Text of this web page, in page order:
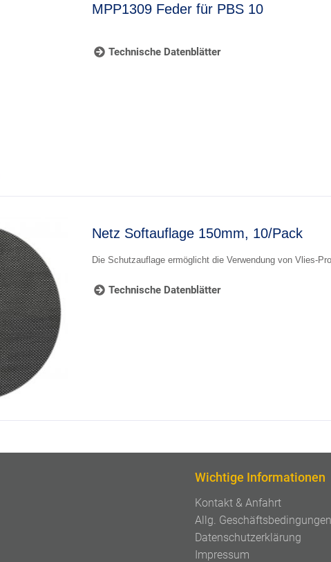
MPP1309 Feder für PBS 10
Technische Datenblätter
Netz Softauflage 150mm, 10/Pack
Die Schutzauflage ermöglicht die Verwendung von Vlies-
Technische Datenblätter
Wichtige Informationen
Kontakt & Anfahrt
Allg. Geschäftsbedingungen
Datenschutzerklärung
Impressum